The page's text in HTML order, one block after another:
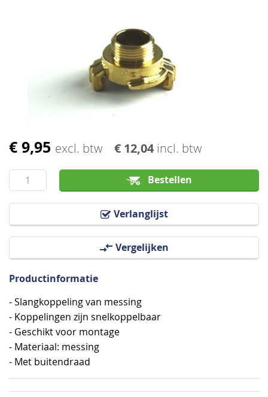
€ 9,95 excl. btw € 12,04 incl. btw
Bestellen
Verlanglijst
Vergelijken
Ga
het
begin
van
Productinformatie
- Slangkoppeling van messing
- Koppelingen zijn snelkoppelbaar
- Geschikt voor montage
- Materiaal: messing
- Met buitendraad